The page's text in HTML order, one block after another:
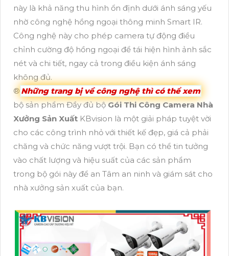
này là khả năng thu hình ổn định dưới ánh sáng yếu
nhờ công nghệ hồng ngoại thông minh Smart IR.
Công nghệ này cho phép camera tự động điều
chỉnh cường độ hồng ngoại để tái hiện hình ảnh sắc
nét và chi tiết, ngay cả trong điều kiện ánh sáng
không đủ.
®️ Những trang bị về công nghệ thì có thể xem
bộ sản phẩm Đầy đủ bộGói Thi Công Camera Nhà
Xưởng Sản Xuất KBvision là một giải pháp tuyệt vời
cho các công trình nhỏ với thiết kế đẹp, giá cả phải
chăng và chức năng vượt trội. Bạn có thể tin tưởng
vào chất lượng và hiệu suất của các sản phẩm
trong bộ gói này để an Tâm an ninh và giám sát cho
nhà xưởng sản xuất của bạn.